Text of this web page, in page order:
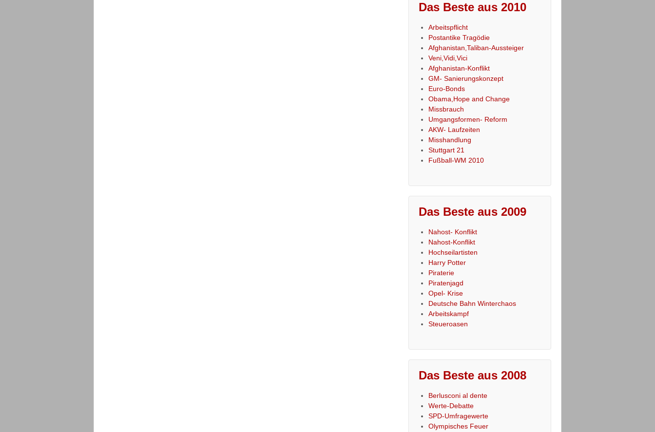
Das Beste aus 2010
Arbeitspflicht
Postantike Tragödie
Afghanistan,Taliban-Aussteiger
Veni,Vidi,Vici
Afghanistan-Konflikt
GM- Sanierungskonzept
Euro-Bonds
Obama,Hope and Change
Missbrauch
Umgangsformen- Reform
AKW- Laufzeiten
Misshandlung
Stuttgart 21
Fußball-WM 2010
Das Beste aus 2009
Nahost- Konflikt
Nahost-Konflikt
Hochseilartisten
Harry Potter
Piraterie
Piratenjagd
Opel- Krise
Deutsche Bahn Winterchaos
Arbeitskampf
Steueroasen
Das Beste aus 2008
Berlusconi al dente
Werte-Debatte
SPD-Umfragewerte
Olympisches Feuer